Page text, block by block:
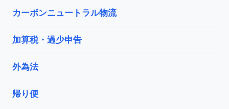
カーボンニュートラル物流
加算税・過少申告
外為法
帰り便